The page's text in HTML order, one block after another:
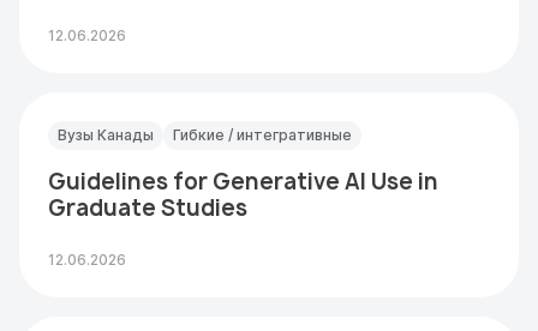
12.06.2026
Вузы Канады Гибкие / интегративные
Guidelines for Generative AI Use in
Graduate Studies
12.06.2026